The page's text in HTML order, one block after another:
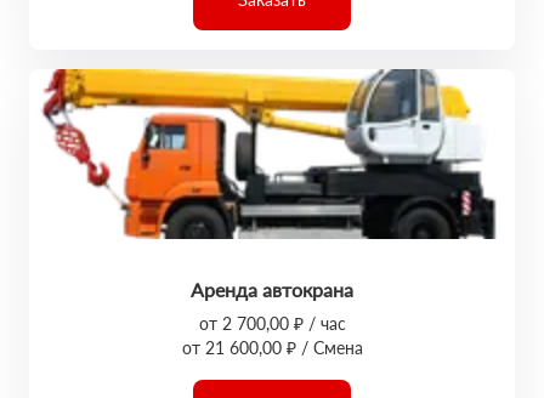
Аренда автокрана
от 2 700,00 ₽ / час
от 21 600,00 ₽ / Смена